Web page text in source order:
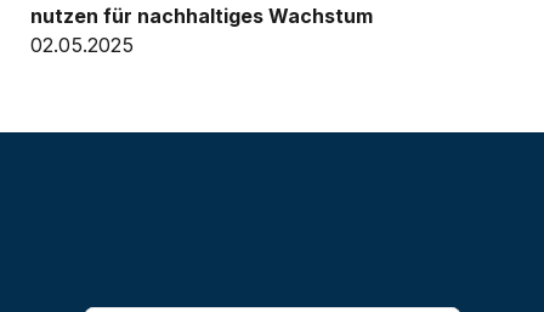
nutzen für nachhaltiges Wachstum
02.05.2025